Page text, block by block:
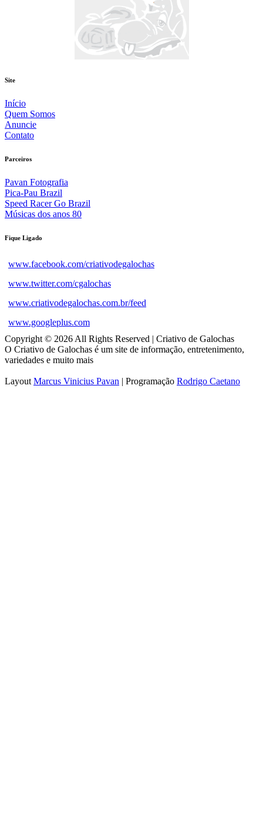
Site
Início
Quem Somos
Anuncie
Contato
Parceiros
Pavan Fotografia
Pica-Pau Brazil
Speed Racer Go Brazil
Músicas dos anos 80
Fique Ligado
www.facebook.com/criativodegalochas
www.twitter.com/cgalochas
www.criativodegalochas.com.br/feed
www.googleplus.com
Copyright © 2026 All Rights Reserved | Criativo de Galochas
O Criativo de Galochas é um site de informação, entretenimento,
variedades e muito mais
Layout Marcus Vinicius Pavan | Programação Rodrigo Caetano